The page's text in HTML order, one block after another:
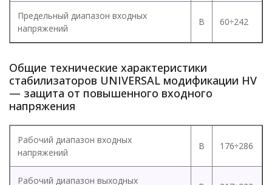
Предельный диапазон входных
напряжений
В 60÷242
Общие технические характеристики
стабилизаторов UNIVERSAL модификации HV
— защита от повышенного входного
напряжения
Рабочий диапазон входных
напряжений
В 176÷286
Рабочий диапазон выходных